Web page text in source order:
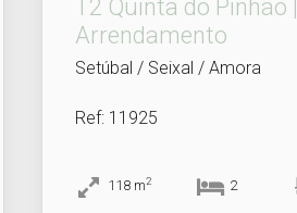
T2 Quinta do Pinhão |
Arrendamento
Setúbal / Seixal / Amora
Ref: 11925
118 m2 2